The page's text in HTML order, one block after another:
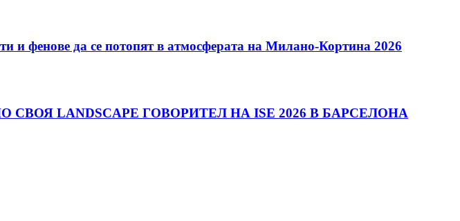
и фенове да се потопят в атмосферата на Милано-Кортина 2026
LANDSCAPE ГОВОРИТЕЛ НА ISE 2026 В БАРСЕЛОНА